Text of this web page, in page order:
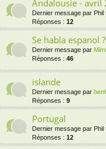
Andalousie - avril
Dernier message par Phil
Réponses : 12
Se habla espanol ?
Dernier message par Mimi
Réponses : 46
islande
Dernier message par
Réponses : 9
Portugal
Dernier message par Phil
Réponses : 12